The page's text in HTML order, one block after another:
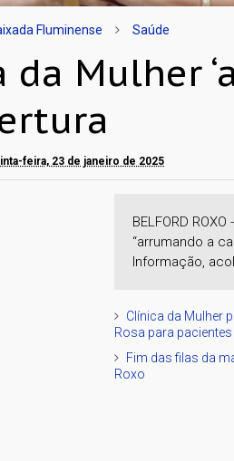
Fluminense Saúde
Mulher
feira, 23 de janeiro de 2025
BELFORD
“arrumando a
Informação,
Clínica da Mulher
Rosa para
Fim das filas da
Roxo